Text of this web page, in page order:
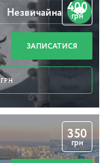
400
грн
ЗАПИСАТИСЯ
ГРН
Незвичайна
350
грн